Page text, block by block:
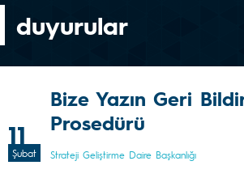
duyurular
11
Şubat
Bize Yazın Geri
Prosedürü
Strateji Geliştirme Daire Başkanlığı